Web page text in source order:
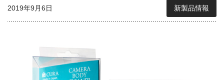
カメラストラップ
正絹 真田紐ストラップ
2019年9月6日 新製品情報